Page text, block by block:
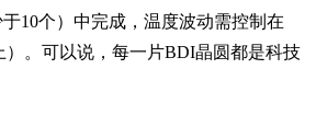
10个）中完成，温度波动需控制在
。可以说，每一片BDI晶圆都是科技